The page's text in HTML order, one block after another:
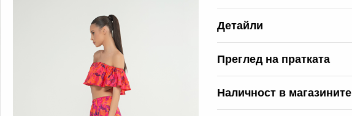
Детайли
Преглед на пратката
Наличност в магазините